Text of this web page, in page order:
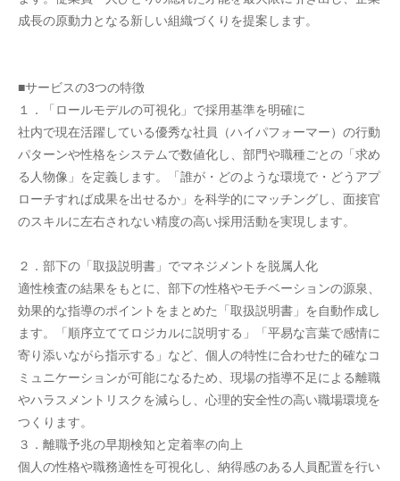
成長の原動力となる新しい組織づくりを提案します。
■サービスの3つの特徴
１．「ロールモデルの可視化」で採用基準を明確に
社内で現在活躍している優秀な社員（ハイパフォーマー）の行動
パターンや性格をシステムで数値化し、部門や職種ごとの「求め
る人物像」を定義します。「誰が・どのような環境で・どうアプ
ローチすれば成果を出せるか」を科学的にマッチングし、面接官
のスキルに左右されない精度の高い採用活動を実現します。
２．部下の「取扱説明書」でマネジメントを脱属人化
適性検査の結果をもとに、部下の性格やモチベーションの源泉、
効果的な指導のポイントをまとめた「取扱説明書」を自動作成し
ます。「順序立ててロジカルに説明する」「平易な言葉で感情に
寄り添いながら指示する」など、個人の特性に合わせた的確なコ
ミュニケーションが可能になるため、現場の指導不足による離職
やハラスメントリスクを減らし、心理的安全性の高い職場環境を
つくります。
３．離職予兆の早期検知と定着率の向上
個人の性格や職務適性を可視化し、納得感のある人員配置を行い